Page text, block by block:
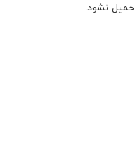
نشود.